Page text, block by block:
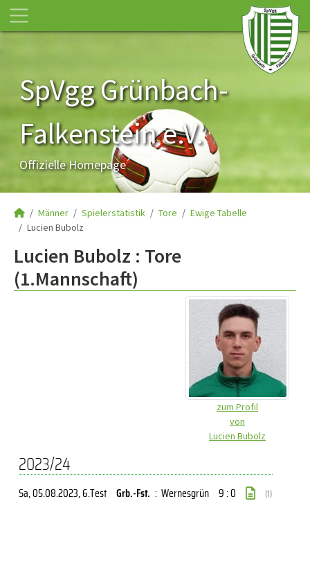
SpVgg Grünbach-
Falkenstein e.V.
Offizielle Homepage
Männer Spielerstatistik Tore
Ewige Tabelle
Lucien Bubolz
Lucien Bubolz : Tore
(1.Mannschaft)
zum Profil
von
Lucien Bubolz
2023/24
Sa, 05.08.2023, 6.Test Grb.-Fst. : Wernesgrün 9 : 0 (1)